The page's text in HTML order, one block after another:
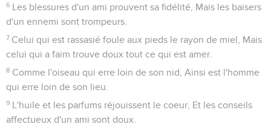
6 Les blessures d'un ami prouvent sa fidélité, Mais les baisers
d'un ennemi sont trompeurs.
7 Celui qui est rassasié foule aux pieds le rayon de miel, Mais
celui qui a faim trouve doux tout ce qui est amer.
8 Comme l'oiseau qui erre loin de son nid, Ainsi est l'homme
qui erre loin de son lieu.
9 L'huile et les parfums réjouissent le coeur, Et les conseils
affectueux d'un ami sont doux.